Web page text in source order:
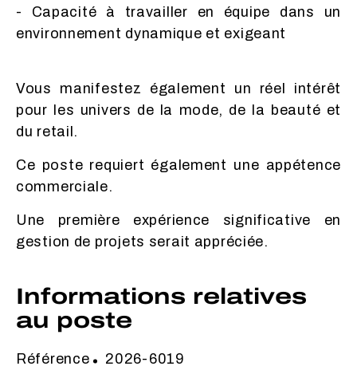
- Capacité à travailler en équipe dans un
environnement dynamique et exigeant
Vous manifestez également un réel intérêt
pour les univers de la mode, de la beauté et
du retail.
Ce poste requiert également une appétence
commerciale.
Une première expérience significative en
gestion de projets serait appréciée.
Informations relatives
au poste
Référence 2026-6019